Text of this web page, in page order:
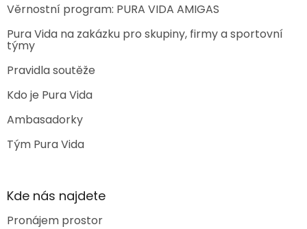
Věrnostní program: PURA VIDA AMIGAS
Pura Vida na zakázku pro skupiny, firmy a sportovní
týmy
Pravidla soutěže
Kdo je Pura Vida
Ambasadorky
Tým Pura Vida
Kde nás najdete
Pronájem prostor